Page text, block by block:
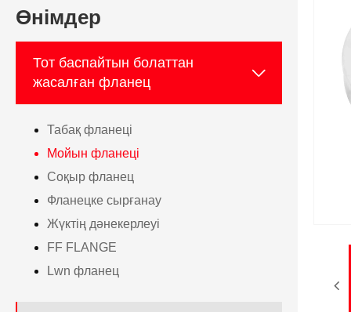
Өнімдер
Тот баспайтын болаттан
жасалған фланец

Табақ фланеці
Мойын фланеці
Соқыр фланец
Фланецке сырғанау
Жүктің дәнекерлеуі
FF FLANGE
Lwn фланец